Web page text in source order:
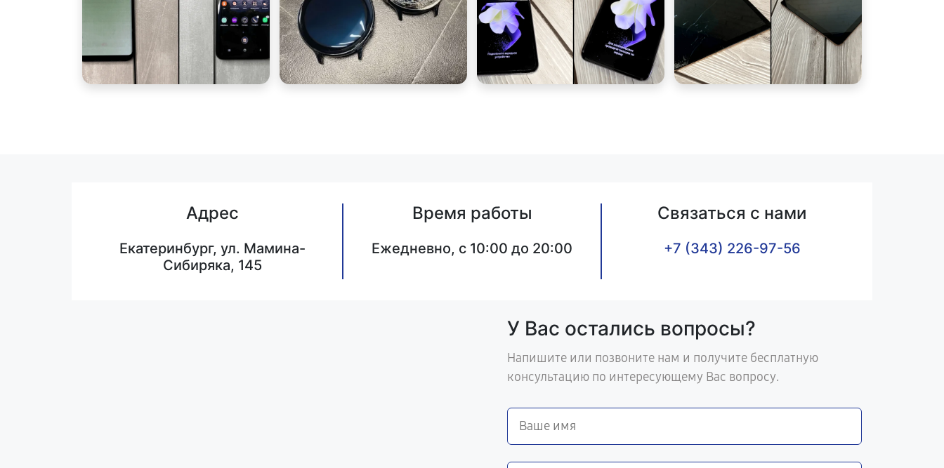
Адрес
Екатеринбург, ул. Мамина-
Сибиряка, 145
Время работы
Ежедневно, с 10:00 до 20:00
Связаться с нами
+7 (343) 226-97-56
У Вас остались вопросы?
Напишите или позвоните нам и получите бесплатную
консультацию по интересующему Вас вопросу.